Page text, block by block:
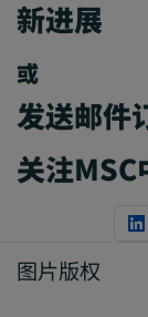
新进展
或
发送邮件
关注
图片版权